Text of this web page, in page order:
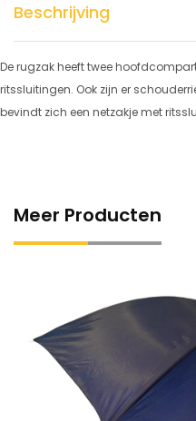
Beschrijving
De rugzak heeft twee
ritssluitingen. Ook zijn er
bevindt zich een netzakje met
Meer Producten